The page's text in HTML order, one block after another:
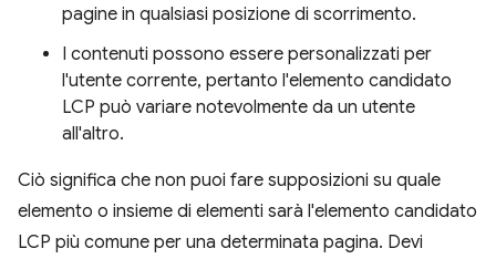
pagine in qualsiasi posizione di scorrimento.
I contenuti possono essere personalizzati per
l'utente corrente, pertanto l'elemento candidato
LCP può variare notevolmente da un utente
all'altro.
Ciò significa che non puoi fare supposizioni su quale
elemento o insieme di elementi sarà l'elemento candidato
LCP più comune per una determinata pagina. Devi